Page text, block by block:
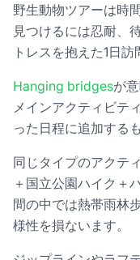
野生動物ツアーは時
見つけるには忍耐、
トレスを抱えた1日
Hanging bridgesが
メインアクティビテ
った日程に追加する
同じタイプのアクテ
＋国立公園ハイク＋
間の中では熱帯雨林
様性を損ないます。